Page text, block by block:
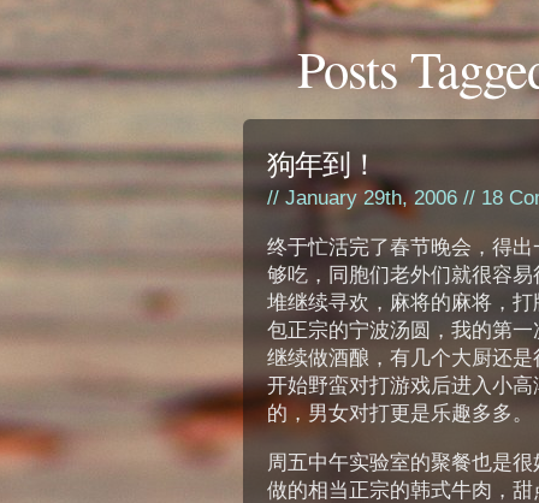
Posts
狗年到！
// January 29th, 2006 // 18
终于忙活完了春节晚会，得
够吃，同胞们老外们就很容
堆继续寻欢，麻将的麻将，
包正宗的宁波汤圆，我的第
继续做酒酿，有几个大厨还
开始野蛮对打游戏后进入小
的，男女对打更是乐趣多多。
周五中午实验室的聚餐也是
做的相当正宗的韩式牛肉，